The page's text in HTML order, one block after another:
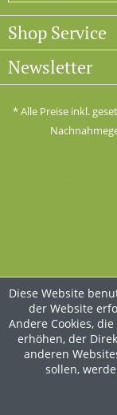
Shop Service
Newsletter
* Alle Preise inkl.
Diese Website
der Website
Andere Cookies,
erhöhen, der
anderen
sollen,